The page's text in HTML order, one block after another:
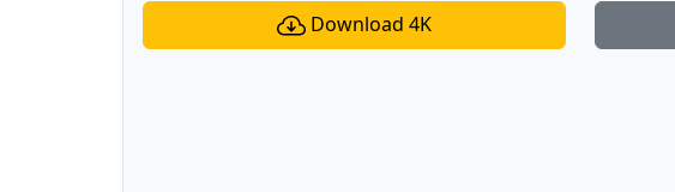
Download 4K